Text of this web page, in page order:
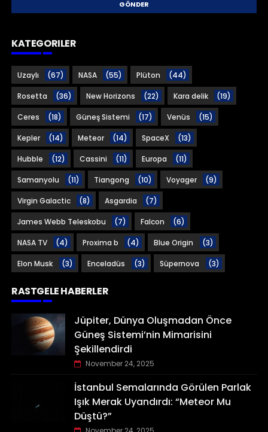
KATEGORILER
Uzaylı (67) NASA (55) Plüton (44)
Rosetta (36) New Horizons (22) Kara delik (19)
Ceres (18) Güneş Sistemi (17) Venüs (15)
Kepler (14) Meteor (14) SpaceX (13)
Hubble (12) Cassini (11) Europa (11)
Samanyolu (11) Tiangong (10) Voyager (9)
Virgin Galactic (8) Asgardia (7)
James Webb Teleskobu (7) Falcon (6)
NASA TV (4) Proxima b (4) Blue Origin (3)
Elon Musk (3) Enceladüs (3) Süpernova (3)
RASTGELE HABERLER
Jüpiter, Dünya Oluşmadan Önce
Güneş Sistemi’nin Mimarisini
Şekillendirdi
November 24, 2025
İstanbul Semalarında Görülen Parlak
Işık Merak Uyandırdı: “Meteor Mu
Düştü?”